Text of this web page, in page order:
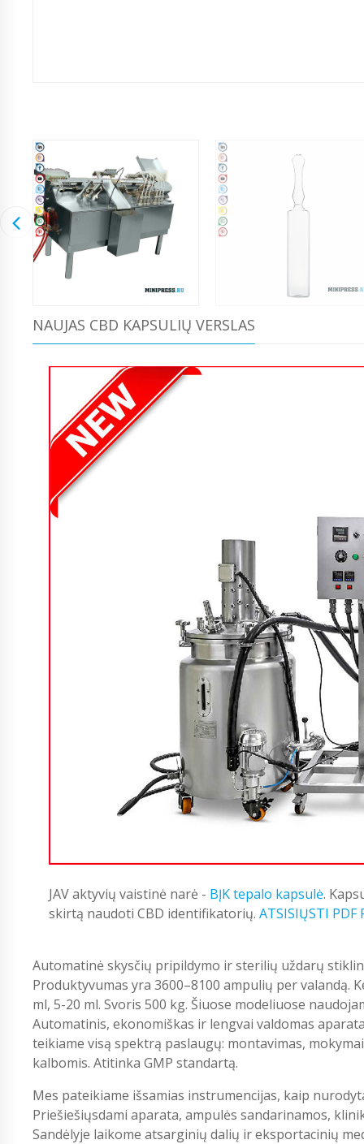
NAUJAS CBD KAPSULIŲ VERSLAS
JAV aktyvių vaistinė narė - BĮK tepalo kapsulė.
skirtą naudoti CBD identifikatorių. ATSISIŲSTI PDF
Automatinė skysčių pripildymo ir sterilių uždarų
Produktyvumas yra 3600–8100 ampulių per valandą.
ml, 5-20 ml. Svoris 500 kg. Šiuose modeliuose
Automatinis, ekonomiškas ir lengvai valdomas
teikiame visą spektrą paslaugų: montavimas,
kalbomis. Atitinka GMP standartą.
Mes pateikiame išsamias instrumencijas, kaip
Priešiešiųsdami aparata, ampulės sandarinamos,
Sandėlyje laikome atsarginių dalių ir eksportacinių